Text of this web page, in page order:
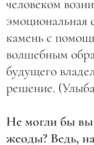
человеком
камень с
волшебным
будущего
решение.
Не могли бы вы
жеоды? Ведь,